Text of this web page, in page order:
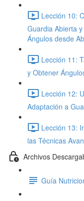
Lección 10:
Guardia Abierta
Ángulos desde
Lección 11:
y Obtener
Lección 12:
Adaptación a
Lección 13:
las Técnicas
Archivos
Guía